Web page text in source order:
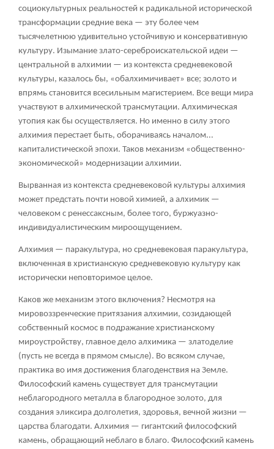
социокультурных реальностей к радикальной исторической
трансформации средние века — эту более чем
тысячелетнюю удивительно устойчивую и консервативную
культуру. Изымание злато-сереброискательской идеи —
центральной в алхимии — из контекста средневековой
культуры, казалось бы, «обалхимичивает» все; золото и
впрямь становится всесильным магистерием. Все вещи мира
участвуют в алхимической трансмутации. Алхимическая
утопия как бы осуществляется. Но именно в силу этого
алхимия перестает быть, оборачиваясь началом...
капиталистической эпохи. Таков механизм «общественно-
экономической» модернизации алхимии.
Вырванная из контекста средневековой культуры алхимия
может предстать почти новой химией, а алхимик —
человеком с ренессаксным, более того, буржуазно-
индивидуалистическим мироощущением.
Алхимия — паракультура, но средневековая паракультура,
включенная в христианскую средневековую культуру как
исторически неповторимое целое.
Каков же механизм этого включения? Несмотря на
мировоззренческие притязания алхимии, созидающей
собственный космос в подражание христианскому
мироустройству, главное дело алхимика — златоделие
(пусть не всегда в прямом смысле). Во всяком случае,
практика во имя достижения благоденствия на Земле.
Философский камень существует для трансмутации
неблагородного металла в благородное золото, для
создания эликсира долголетия, здоровья, вечной жизни —
царства благодати. Алхимия — гигантский философский
камень, обращающий неблаго в благо. Философский камень